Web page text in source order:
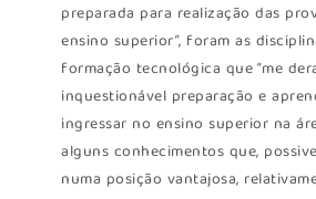
preparada para realização das
ensino superior”, foram as
formação tecnológica que “me
inquestionável preparação e
ingressar no ensino superior na
alguns conhecimentos que,
numa posição vantajosa,